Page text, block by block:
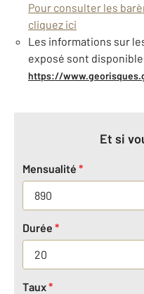
Pour consulter les
cliquez ici
Les informations sur
exposé sont
https://
Et si
Mensualité *
Durée *
Taux*